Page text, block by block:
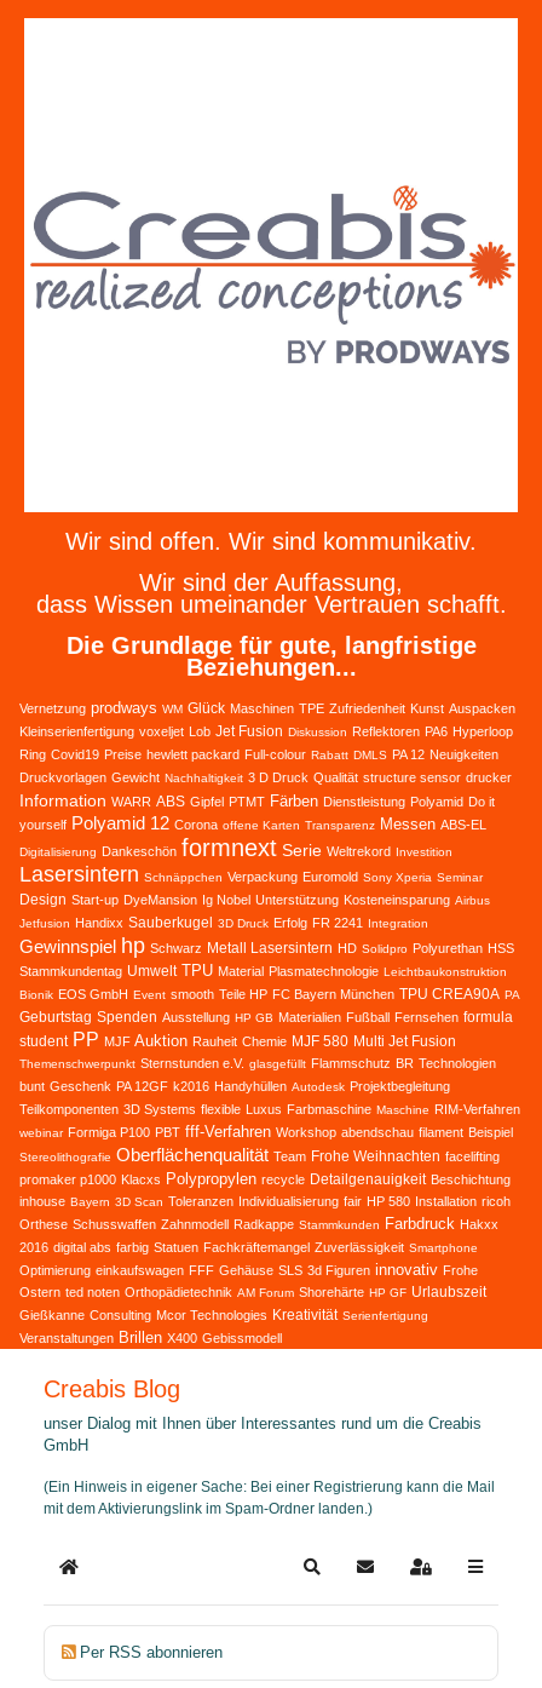
Wir sind offen. Wir sind kommunikativ.
Wir sind der Auffassung,
dass Wissen umeinander Vertrauen schafft.
Die Grundlage für gute, langfristige
Beziehungen...
Vernetzung prodways WM Glück Maschinen TPE Zufriedenheit Kunst Auspacken
Kleinserienfertigung voxeljet Lob Jet Fusion Diskussion Reflektoren PA6 Hyperloop
Ring Covid19 Preise hewlett packard Full-colour Rabatt DMLS PA 12 Neuigkeiten
Druckvorlagen Gewicht Nachhaltigkeit 3 D Druck Qualität structure sensor drucker
Information WARR ABS Gipfel PTMT Färben Dienstleistung Polyamid Do it
yourself Polyamid 12 Corona offene Karten Transparenz Messen ABS-EL
Digitalisierung Dankeschön formnext Serie Weltrekord Investition
Lasersintern Schnäppchen Verpackung Euromold Sony Xperia Seminar
Design Start-up DyeMansion Ig Nobel Unterstützung Kosteneinsparung Airbus
Jetfusion Handixx Sauberkugel 3D Druck Erfolg FR 2241 Integration
Gewinnspiel hp Schwarz Metall Lasersintern HD Solidpro Polyurethan HSS
Stammkundentag Umwelt TPU Material Plasmatechnologie Leichtbaukonstruktion
Bionik EOS GmbH Event smooth Teile HP FC Bayern München TPU CREA90A PA
Geburtstag Spenden Ausstellung HP GB Materialien Fußball Fernsehen formula
student PP MJF Auktion Rauheit Chemie MJF 580 Multi Jet Fusion
Themenschwerpunkt Sternstunden e.V. glasgefüllt Flammschutz BR Technologien
bunt Geschenk PA 12GF k2016 Handyhüllen Autodesk Projektbegleitung
Teilkomponenten 3D Systems flexible Luxus Farbmaschine Maschine RIM-Verfahren
webinar Formiga P100 PBT fff-Verfahren Workshop abendschau filament Beispiel
Stereolithografie Oberflächenqualität Team Frohe Weihnachten facelifting
promaker p1000 Klacxs Polypropylen recycle Detailgenauigkeit Beschichtung
inhouse Bayern 3D Scan Toleranzen Individualisierung fair HP 580 Installation ricoh
Orthese Schusswaffen Zahnmodell Radkappe Stammkunden Farbdruck Hakxx
2016 digital abs farbig Statuen Fachkräftemangel Zuverlässigkeit Smartphone
Optimierung einkaufswagen FFF Gehäuse SLS 3d Figuren innovativ Frohe
Ostern ted noten Orthopädietechnik AM Forum Shorehärte HP GF Urlaubszeit
Gießkanne Consulting Mcor Technologies Kreativität Serienfertigung
Veranstaltungen Brillen X400 Gebissmodell
Creabis Blog
unser Dialog mit Ihnen über Interessantes rund um die Creabis
GmbH
(Ein Hinweis in eigener Sache: Bei einer Registrierung kann die Mail
mit dem Aktivierungslink im Spam-Ordner landen.)
Home SearchUpdates abonnieren
Sign In
Per RSS abonnieren